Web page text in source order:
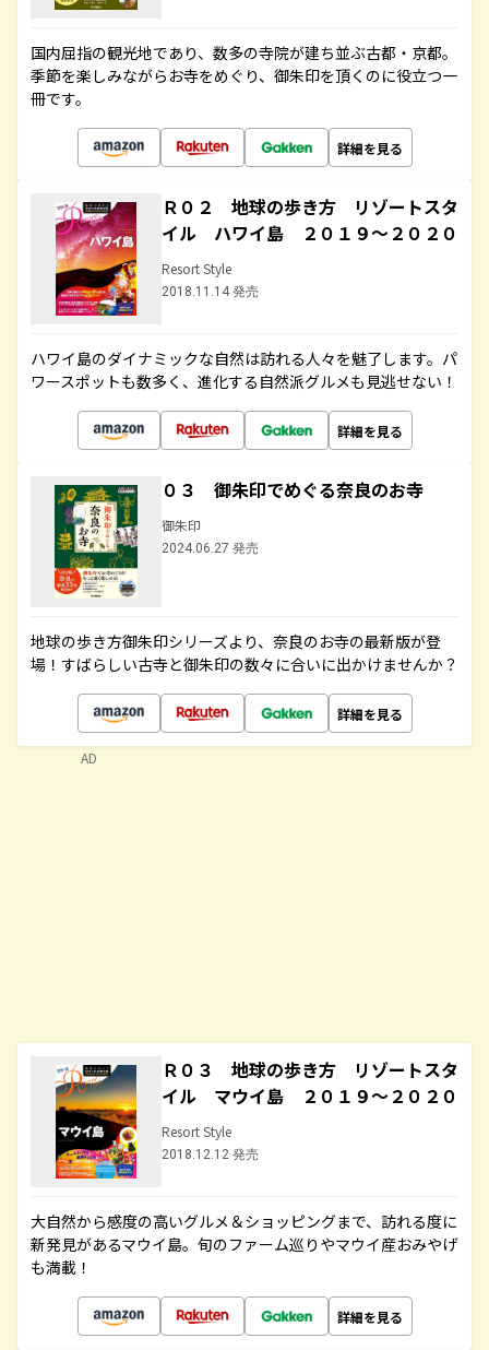
国内屈指の観光地であり、数多の寺院が建ち並ぶ古都・京都。
季節を楽しみながらお寺をめぐり、御朱印を頂くのに役立つ一
冊です。
詳細を見る
Ｒ０２ 地球の歩き方 リゾートスタ
イル ハワイ島 ２０１９～２０２０
Resort Style
2018.11.14 発売
ハワイ島のダイナミックな自然は訪れる人々を魅了します。パ
ワースポットも数多く、進化する自然派グルメも見逃せない！
詳細を見る
０３ 御朱印でめぐる奈良のお寺
御朱印
2024.06.27 発売
地球の歩き方御朱印シリーズより、奈良のお寺の最新版が登
場！すばらしい古寺と御朱印の数々に合いに出かけませんか？
詳細を見る
Ｒ０３ 地球の歩き方 リゾートスタ
イル マウイ島 ２０１９～２０２０
Resort Style
2018.12.12 発売
大自然から感度の高いグルメ＆ショッピングまで、訪れる度に
新発見があるマウイ島。旬のファーム巡りやマウイ産おみやげ
も満載！
詳細を見る
AD